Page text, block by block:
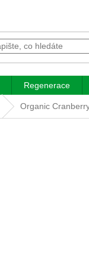
Regenerace
Organic